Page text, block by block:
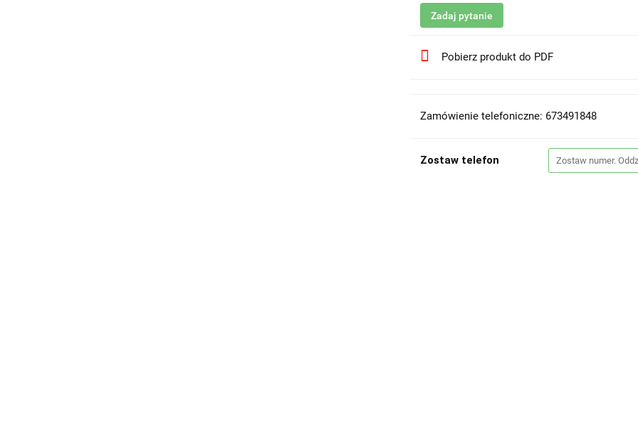
Zadaj pytanie
Pobierz produkt do PDF
Zamówienie telefoniczne: 673491848
Zostaw telefon